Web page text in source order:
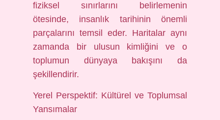
fiziksel sınırlarını belirlemenin
ötesinde, insanlık tarihinin önemli
parçalarını temsil eder. Haritalar aynı
zamanda bir ulusun kimliğini ve o
toplumun dünyaya bakışını da
şekillendirir.
Yerel Perspektif: Kültürel ve Toplumsal
Yansımalar